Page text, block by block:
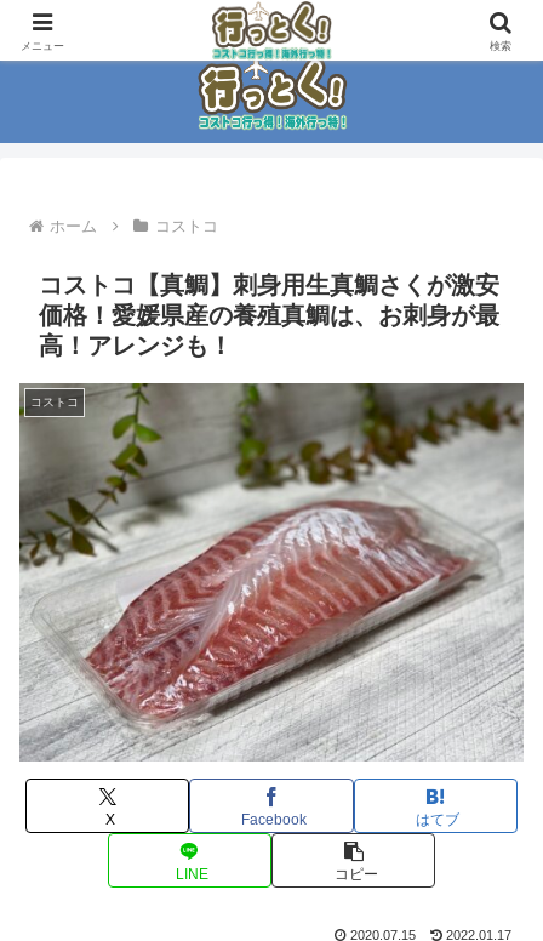
コストコ大好き家族がイチ押商品紹介！！
ホーム コストコ
コストコ【真鯛】刺身用生真鯛さくが激安
価格！愛媛県産の養殖真鯛は、お刺身が最
高！アレンジも！
コストコ
X Facebook はてブ
LINE コピー
2020.07.15 2022.01.17
メニュー 検索